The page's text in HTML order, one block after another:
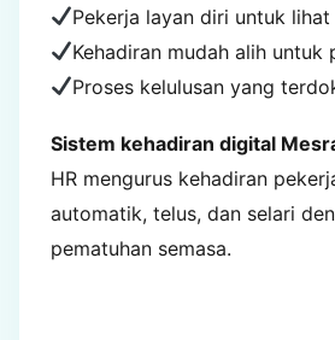
Pekerja layan diri untuk
Kehadiran mudah alih untuk
Proses kelulusan yang
Sistem kehadiran digital
HR mengurus kehadiran
automatik, telus, dan selari
pematuhan semasa.